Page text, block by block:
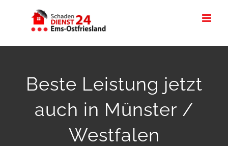
Beste Leistung jetzt
auch in Münster /
Westfalen